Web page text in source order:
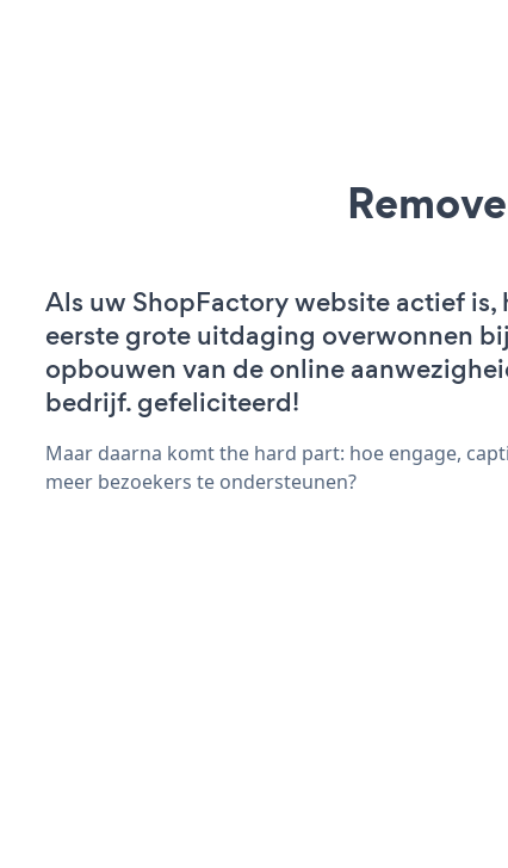
Als uw ShopFactory website actief is,
eerste grote uitdaging overwonnen
opbouwen van de online
bedrijf. gefeliciteerd!
Maar daarna komt the hard part: hoe engage,
meer bezoekers te ondersteunen?